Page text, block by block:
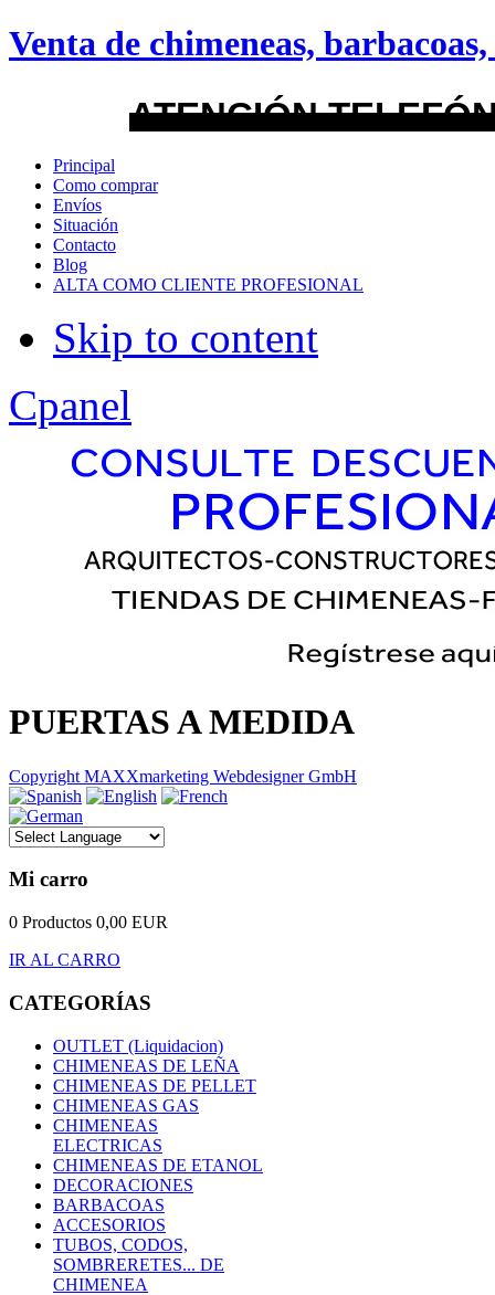
Venta de chimeneas, barbacoas,
ATENCIÓN
Principal
Como comprar
Envíos
Situación
Contacto
Blog
ALTA COMO CLIENTE PROFESIONAL
Skip to content
android
Menu Style
Mega
Css
Dropline
Split
Cpanel
PUERTAS A MEDIDA
Copyright MAXXmarketing Webdesigner GmbH
Mi carro
0 Productos 0,00 EUR
IR AL CARRO
CATEGORÍAS
OUTLET (Liquidacion)
CHIMENEAS DE LEÑA
CHIMENEAS DE PELLET
CHIMENEAS GAS
CHIMENEAS
ELECTRICAS
CHIMENEAS DE ETANOL
DECORACIONES
BARBACOAS
ACCESORIOS
TUBOS, CODOS,
SOMBRERETES... DE
CHIMENEA